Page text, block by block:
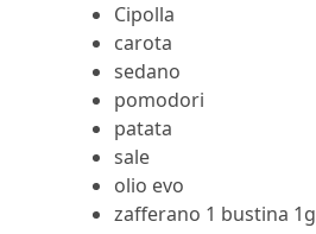
Cipolla
carota
sedano
pomodori
patata
sale
olio evo
zafferano 1 bustina 1g